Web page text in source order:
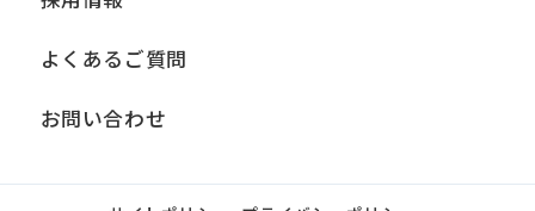
よくあるご質問
お問い合わせ